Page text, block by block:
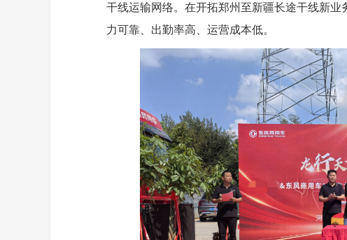
干线运输网络。在开拓郑州至新疆长途干线新
力可靠、出勤率高、运营成本低。